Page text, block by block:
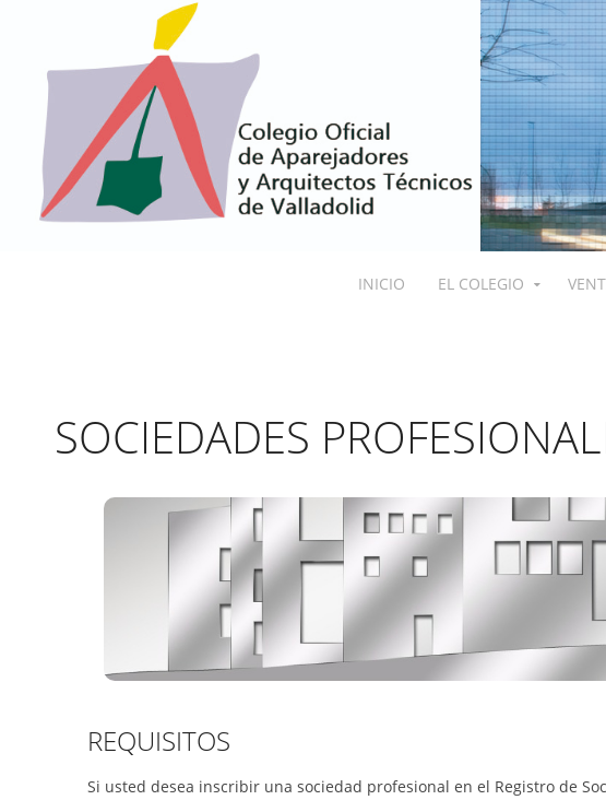
INICIO EL COLEGIO
SOCIEDADES
REQUISITOS
Si usted desea inscribir una sociedad profesional en el Registro de